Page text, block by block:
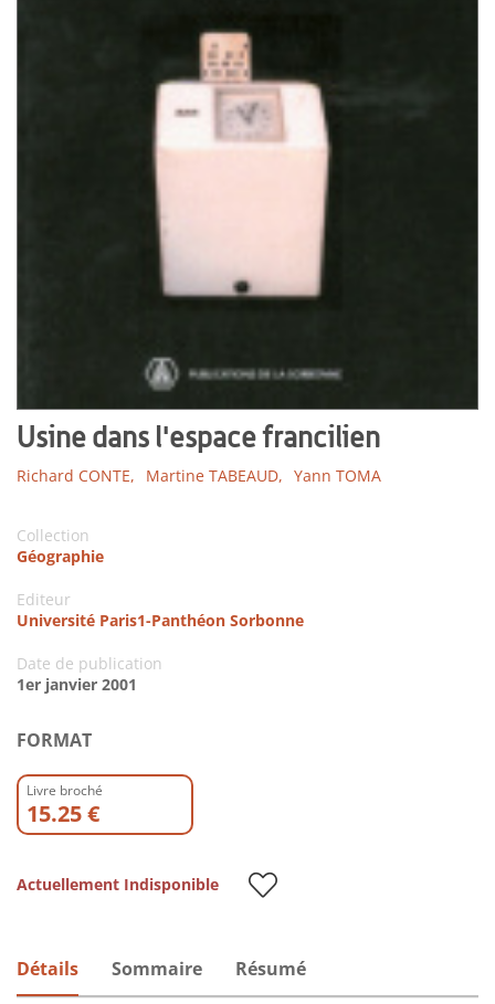
Usine dans l'espace francilien
Richard CONTE, Martine TABEAUD, Yann TOMA
Collection
Géographie
Editeur
Université Paris1-Panthéon Sorbonne
Date de publication
1er janvier 2001
FORMAT
Livre broché
15.25 €
Actuellement Indisponible
Détails Sommaire Résumé